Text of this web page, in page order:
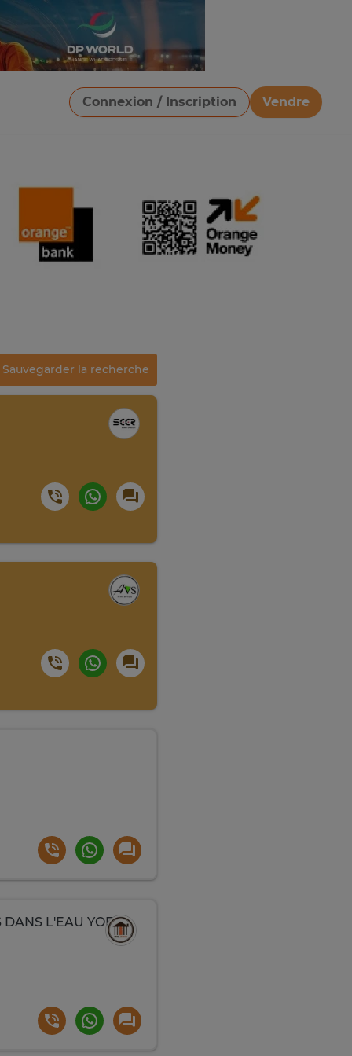
Connexion / Inscription
Vendre
Télécharger une image
Sauvegarder la recherche
L'EAU YOFFI